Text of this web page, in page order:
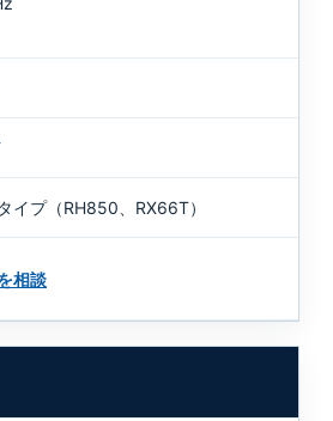
イプ（RH850、RX66T）
相談